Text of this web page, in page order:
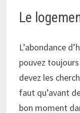
Le
L’abondance
pouvez
devez les
faut qu’avant
bon moment